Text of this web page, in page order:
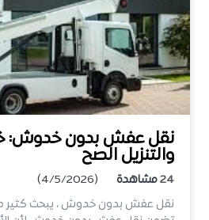
نقل عفش بدون خدوش:
والتنزيل الصح
24مشاهدة
(4/5/2026)
نقل عفش بدون خدوش ، يبحث كثير